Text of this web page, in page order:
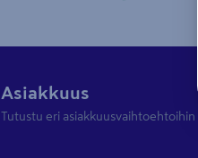
Asiakkuus
Tutustu eri asiakkuusvaihtoehtoihin